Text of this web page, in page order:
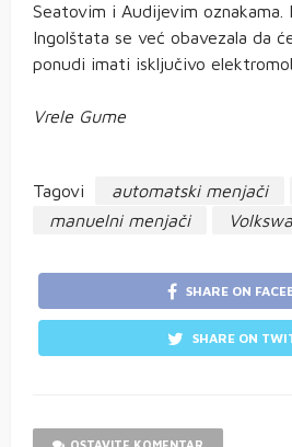
Seatovim i Audijevim oznakama.
Ingolštata se već obavezala da
ponudi imati isključivo
Vrele Gume
Tagovi automatski menjači
manuelni menjači
SHARE ON
SHARE ON